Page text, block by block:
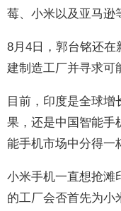
莓、小米以及亚马逊
8月4日，郭台铭还
建制造工厂并寻求可
目前，印度是全球
果，还是中国智能手
能手机市场中分得一
小米手机一直想抢滩
的工厂会否首先为小